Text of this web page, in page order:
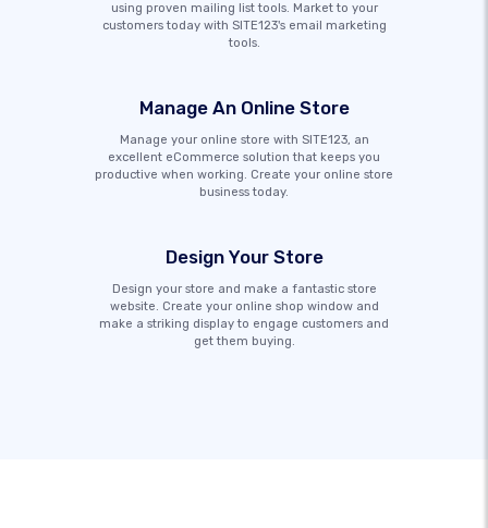
using proven mailing list tools. Market to your
customers today with SITE123's email marketing
tools.
Manage An Online Store
Manage your online store with SITE123, an
excellent eCommerce solution that keeps you
productive when working. Create your online store
business today.
Design Your Store
Design your store and make a fantastic store
website. Create your online shop window and
make a striking display to engage customers and
get them buying.